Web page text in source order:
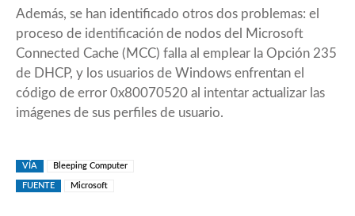
Además, se han identificado otros dos problemas: el
proceso de identificación de nodos del Microsoft
Connected Cache (MCC) falla al emplear la Opción 235
de DHCP, y los usuarios de Windows enfrentan el
código de error 0x80070520 al intentar actualizar las
imágenes de sus perfiles de usuario.
VÍA Bleeping Computer
FUENTE Microsoft